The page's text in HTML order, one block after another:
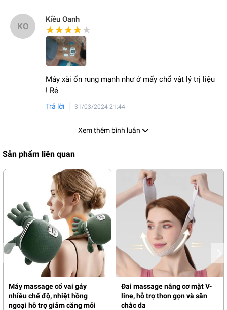
KO
Kiều Oanh
★★★★★
★★★★★
Máy xài ổn rung mạnh như ở mấy chổ vật lý trị liệu
! Rẻ
Trả lời 31/03/2024 21:44
Xem thêm bình luận
Sản phẩm liên quan
Máy massage cổ vai gáy
nhiều chế độ, nhiệt hồng
ngoại hỗ trợ giảm căng mỏi
Đai massage nâng cơ mặt V-
line, hỗ trợ thon gọn và săn
chắc da